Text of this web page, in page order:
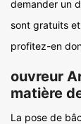
demander un
sont gratuits
profitez-en
ouvreur
matière
La pose de